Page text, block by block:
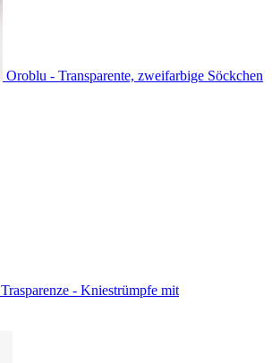
Oroblu - Transparente, zweifarbige Söckchen
Trasparenze - Kniestrümpfe mit